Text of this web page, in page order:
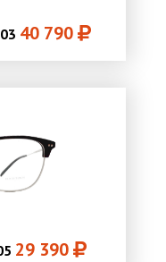
40 790
29 390